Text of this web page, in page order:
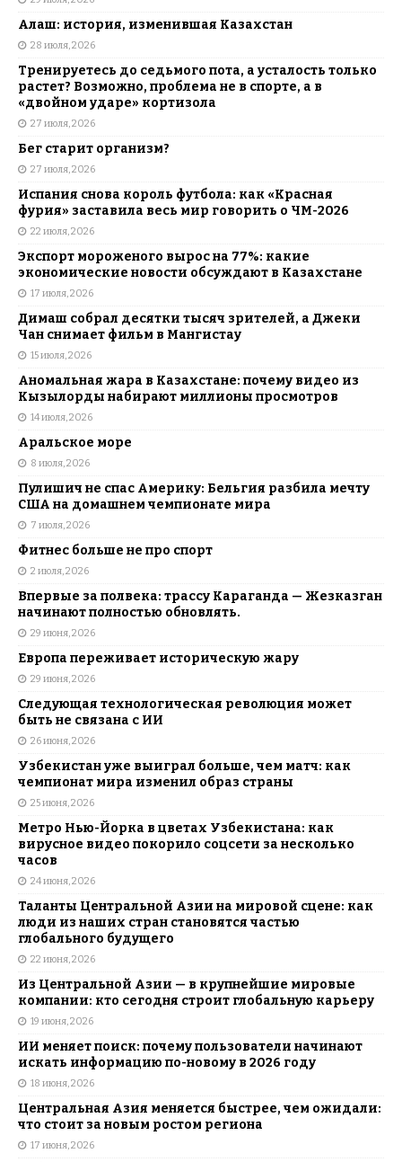
Алаш: история, изменившая Казахстан
28 июля, 2026
Тренируетесь до седьмого пота, а усталость только
растет? Возможно, проблема не в спорте, а в
«двойном ударе» кортизола
27 июля, 2026
Бег старит организм?
27 июля, 2026
Испания снова король футбола: как «Красная
фурия» заставила весь мир говорить о ЧМ-2026
22 июля, 2026
Экспорт мороженого вырос на 77%: какие
экономические новости обсуждают в Казахстане
17 июля, 2026
Димаш собрал десятки тысяч зрителей, а Джеки
Чан снимает фильм в Мангистау
15 июля, 2026
Аномальная жара в Казахстане: почему видео из
Кызылорды набирают миллионы просмотров
14 июля, 2026
Аральское море
8 июля, 2026
Пулишич не спас Америку: Бельгия разбила мечту
США на домашнем чемпионате мира
7 июля, 2026
Фитнес больше не про спорт
2 июля, 2026
Впервые за полвека: трассу Караганда — Жезказган
начинают полностью обновлять.
29 июня, 2026
Европа переживает историческую жару
29 июня, 2026
Следующая технологическая революция может
быть не связана с ИИ
26 июня, 2026
Узбекистан уже выиграл больше, чем матч: как
чемпионат мира изменил образ страны
25 июня, 2026
Метро Нью-Йорка в цветах Узбекистана: как
вирусное видео покорило соцсети за несколько
часов
24 июня, 2026
Таланты Центральной Азии на мировой сцене: как
люди из наших стран становятся частью
глобального будущего
22 июня, 2026
Из Центральной Азии — в крупнейшие мировые
компании: кто сегодня строит глобальную карьеру
19 июня, 2026
ИИ меняет поиск: почему пользователи начинают
искать информацию по-новому в 2026 году
18 июня, 2026
Центральная Азия меняется быстрее, чем ожидали:
что стоит за новым ростом региона
17 июня, 2026